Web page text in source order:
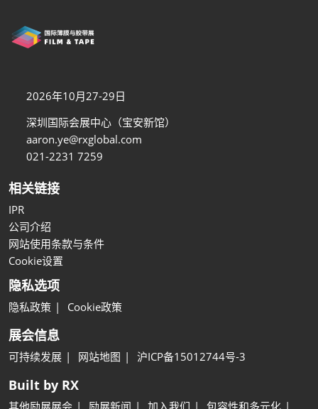
2026年10月27-29日
深圳国际会展中心（宝安新馆）
aaron.ye@rxglobal.com
021-2231 7259
相关链接
IPR
公司介绍
网站使用条款与条件
Cookie设置
隐私选项
隐私政策 Cookie政策
展会信息
可持续发展 网站地图 沪ICP备15012744号-3
Built by RX
其他励展展会 励展新闻 加入我们 包容性和多元化